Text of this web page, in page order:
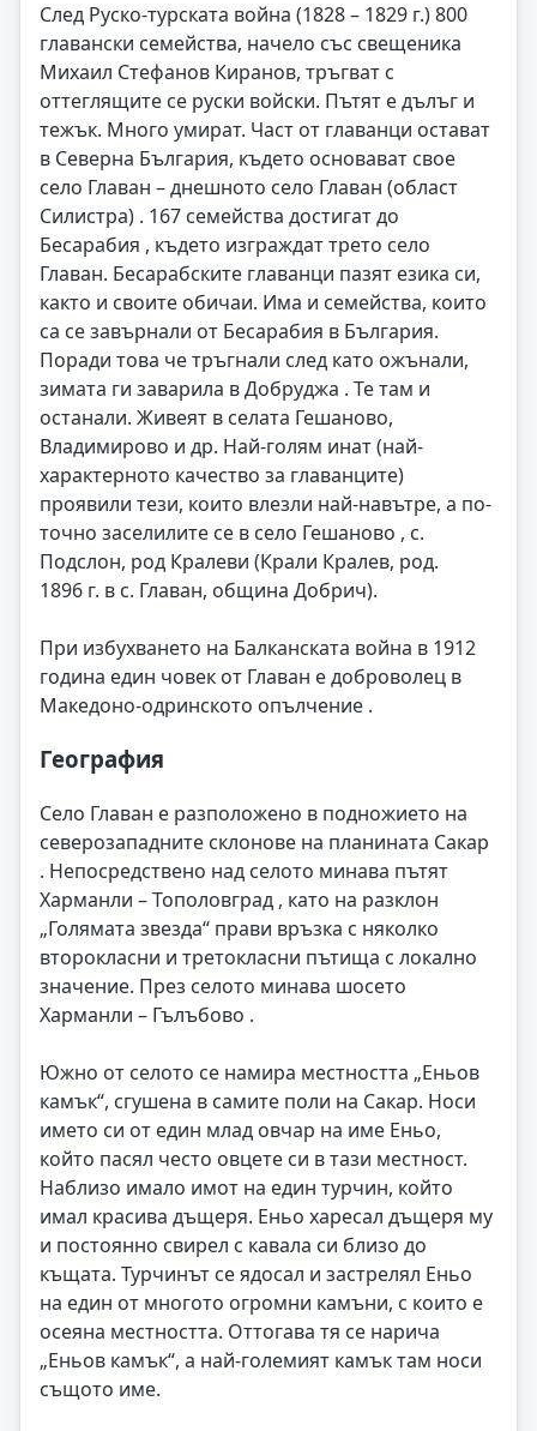
След Руско-турската война (1828 – 1829 г.) 800
главански семейства, начело със свещеника
Михаил Стефанов Киранов, тръгват с
оттеглящите се руски войски. Пътят е дълъг и
тежък. Много умират. Част от главанци остават
в Северна България, където основават свое
село Главан – днешното село Главан (област
Силистра) . 167 семейства достигат до
Бесарабия , където изграждат трето село
Главан. Бесарабските главанци пазят езика си,
както и своите обичаи. Има и семейства, които
са се завърнали от Бесарабия в България.
Поради това че тръгнали след като ожънали,
зимата ги заварила в Добруджа . Те там и
останали. Живеят в селата Гешаново,
Владимирово и др. Най-голям инат (най-
характерното качество за главанците)
проявили тези, които влезли най-навътре, а по-
точно заселилите се в село Гешаново , с.
Подслон, род Кралеви (Крали Кралев, род.
1896 г. в с. Главан, община Добрич).
При избухването на Балканската война в 1912
година един човек от Главан е доброволец в
Македоно-одринското опълчение .
География
Село Главан е разположено в подножието на
северозападните склонове на планината Сакар
. Непосредствено над селото минава пътят
Харманли – Тополовград , като на разклон
„Голямата звезда“ прави връзка с няколко
второкласни и третокласни пътища с локално
значение. През селото минава шосето
Харманли – Гълъбово .
Южно от селото се намира местността „Еньов
камък“, сгушена в самите поли на Сакар. Носи
името си от един млад овчар на име Еньо,
който пасял често овцете си в тази местност.
Наблизо имало имот на един турчин, който
имал красива дъщеря. Еньо харесал дъщеря му
и постоянно свирел с кавала си близо до
къщата. Турчинът се ядосал и застрелял Еньо
на един от многото огромни камъни, с които е
осеяна местността. Оттогава тя се нарича
„Еньов камък“, а най-големият камък там носи
същото име.